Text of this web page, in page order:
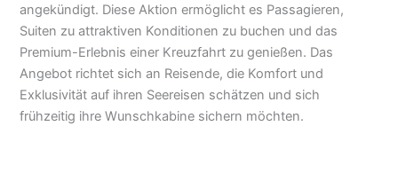
angekündigt. Diese Aktion ermöglicht es Passagieren,
Suiten zu attraktiven Konditionen zu buchen und das
Premium-Erlebnis einer Kreuzfahrt zu genießen. Das
Angebot richtet sich an Reisende, die Komfort und
Exklusivität auf ihren Seereisen schätzen und sich
frühzeitig ihre Wunschkabine sichern möchten.